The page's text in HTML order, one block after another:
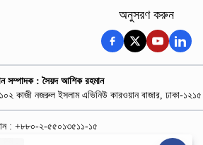
অনুসরণ করুন
সম্পাদক : সৈয়দ আশিক রহমান
কাজী নজরুল ইসলাম এভিনিউ কারওয়ান বাজার, ঢাকা-১২১৫
: +৮৮০-২-৫৫০১৩৫১১-১৫
রুম : +৮৮০-১৮৭৮১৮৪৩৬৯-৭০